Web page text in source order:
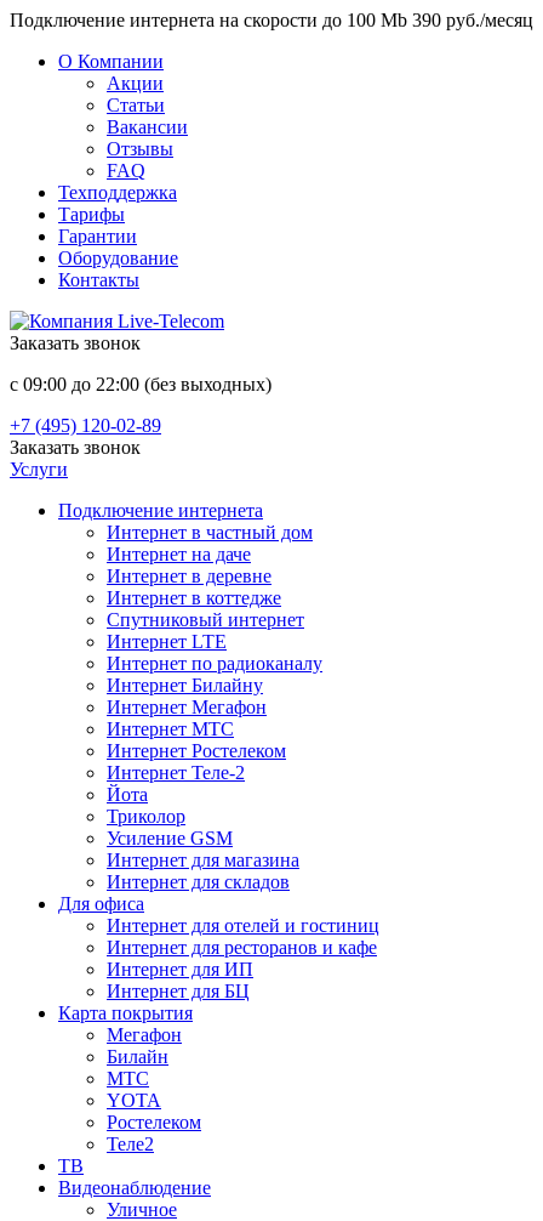
Подключение интернета на скорости до 100 Mb 390 руб./месяц
О Компании
Акции
Статьи
Вакансии
Отзывы
FAQ
Техподдержка
Тарифы
Гарантии
Оборудование
Контакты
Заказать звонок
с 09:00 до 22:00 (без выходных)
+7 (495) 120-02-89
Заказать звонок
Услуги
Подключение интернета
Интернет в частный дом
Интернет на даче
Интернет в деревне
Интернет в коттедже
Спутниковый интернет
Интернет LTE
Интернет по радиоканалу
Интернет Билайну
Интернет Мегафон
Интернет МТС
Интернет Ростелеком
Интернет Теле-2
Йота
Триколор
Усиление GSM
Интернет для магазина
Интернет для складов
Для офиса
Интернет для отелей и гостиниц
Интернет для ресторанов и кафе
Интернет для ИП
Интернет для БЦ
Карта покрытия
Мегафон
Билайн
МТС
YOTA
Ростелеком
Теле2
ТВ
Видеонаблюдение
Уличное